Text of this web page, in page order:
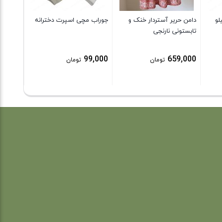
دامن حریر آستردار خنک و
تابستونی نارنجی
659,000 تومان
جوراب مچی اسپرت دخترانه
99,000 تومان